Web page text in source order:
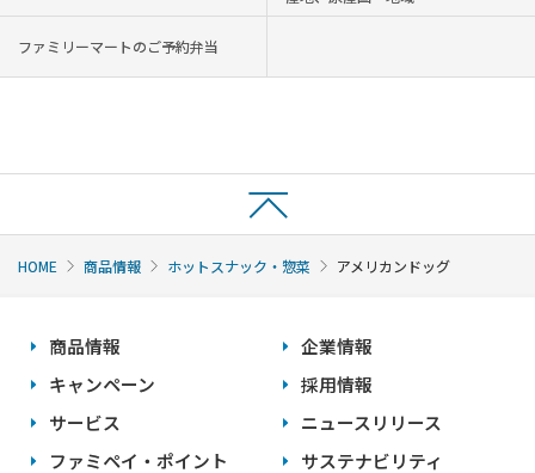
ファミリーマートのご予約弁当
HOME 商品情報 ホットスナック・惣菜 アメリカンドッグ
商品情報
キャンペーン
サービス
ファミペイ・ポイント
企業情報
採用情報
ニュースリリース
サステナビリティ